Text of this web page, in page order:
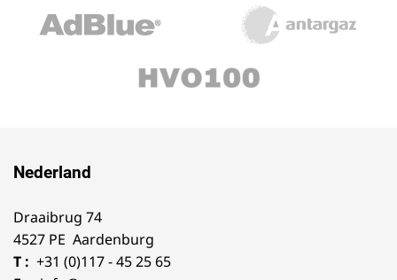
Nederland
Draaibrug 74
4527 PE Aardenburg
T : +31 (0)117 - 45 25 65